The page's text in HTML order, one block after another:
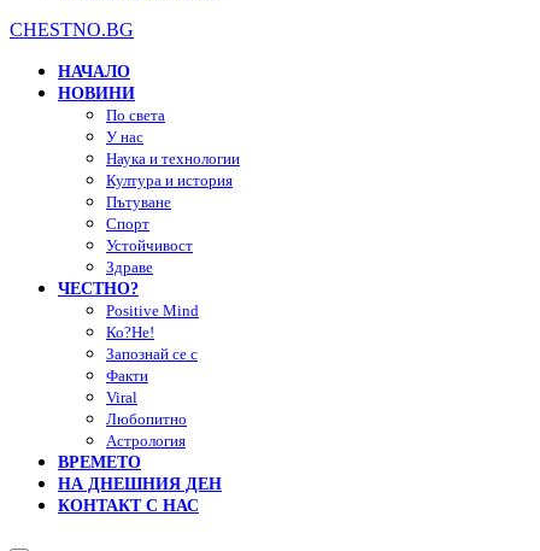
CHESTNO.BG
НАЧАЛО
НОВИНИ
По света
У нас
Наука и технологии
Култура и история
Пътуване
Спорт
Устойчивост
Здраве
ЧЕСТНО?
Positive Mind
Ко?Не!
Запознай се с
Факти
Viral
Любопитно
Астрология
ВРЕМЕТО
НА ДНЕШНИЯ ДЕН
КОНТАКТ С НАС